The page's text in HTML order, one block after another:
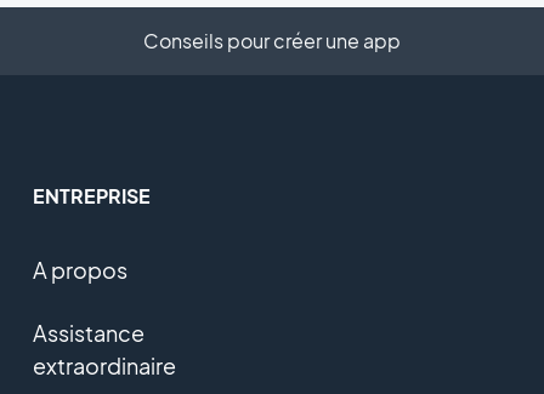
Conseils pour créer une app
ENTREPRISE
A propos
Assistance
extraordinaire